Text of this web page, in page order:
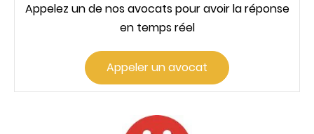
Appelez un de nos avocats pour avoir la réponse
en temps réel
Appeler un avocat